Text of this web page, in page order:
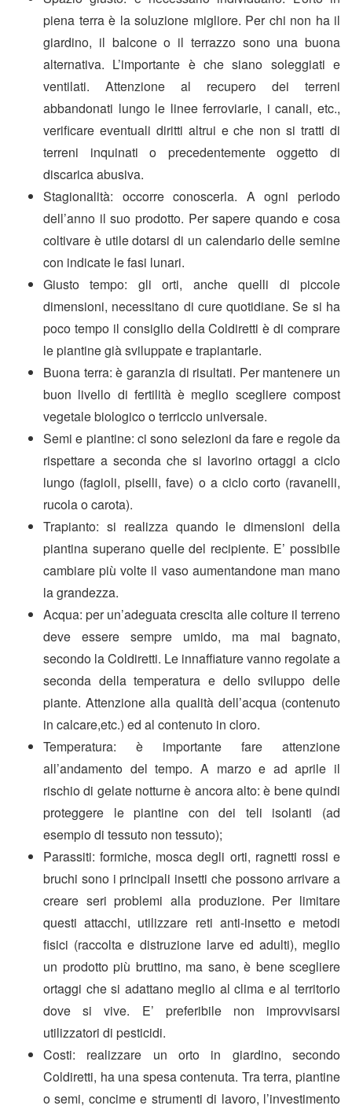
piena terra è la soluzione migliore. Per chi non ha il
giardino, il balcone o il terrazzo sono una buona
alternativa. L’importante è che siano soleggiati e
ventilati. Attenzione al recupero dei terreni
abbandonati lungo le linee ferroviarie, i canali, etc.,
verificare eventuali diritti altrui e che non si tratti di
terreni inquinati o precedentemente oggetto di
discarica abusiva.
Stagionalità: occorre conoscerla. A ogni periodo
dell’anno il suo prodotto. Per sapere quando e cosa
coltivare è utile dotarsi di un calendario delle semine
con indicate le fasi lunari.
Giusto tempo: gli orti, anche quelli di piccole
dimensioni, necessitano di cure quotidiane. Se si ha
poco tempo il consiglio della Coldiretti è di comprare
le piantine già sviluppate e trapiantarle.
Buona terra: è garanzia di risultati. Per mantenere un
buon livello di fertilità è meglio scegliere compost
vegetale biologico o terriccio universale.
Semi e piantine: ci sono selezioni da fare e regole da
rispettare a seconda che si lavorino ortaggi a ciclo
lungo (fagioli, piselli, fave) o a ciclo corto (ravanelli,
rucola o carota).
Trapianto: si realizza quando le dimensioni della
piantina superano quelle del recipiente. E’ possibile
cambiare più volte il vaso aumentandone man mano
la grandezza.
Acqua: per un’adeguata crescita alle colture il terreno
deve essere sempre umido, ma mai bagnato,
secondo la Coldiretti. Le innaffiature vanno regolate a
seconda della temperatura e dello sviluppo delle
piante. Attenzione alla qualità dell’acqua (contenuto
in calcare,etc.) ed al contenuto in cloro.
Temperatura: è importante fare attenzione
all’andamento del tempo. A marzo e ad aprile il
rischio di gelate notturne è ancora alto: è bene quindi
proteggere le piantine con dei teli isolanti (ad
esempio di tessuto non tessuto);
Parassiti: formiche, mosca degli orti, ragnetti rossi e
bruchi sono i principali insetti che possono arrivare a
creare seri problemi alla produzione. Per limitare
questi attacchi, utilizzare reti anti-insetto e metodi
fisici (raccolta e distruzione larve ed adulti), meglio
un prodotto più bruttino, ma sano, è bene scegliere
ortaggi che si adattano meglio al clima e al territorio
dove si vive. E’ preferibile non improvvisarsi
utilizzatori di pesticidi.
Costi: realizzare un orto in giardino, secondo
Coldiretti, ha una spesa contenuta. Tra terra, piantine
o semi, concime e strumenti di lavoro, l’investimento